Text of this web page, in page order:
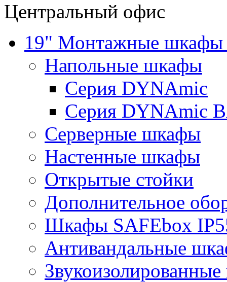
Центральный офис
19" Монтажные
Напольные шкафы
Серия DYNAmic
Серия DYNAmic
Серверные шкафы
Настенные шкафы
Открытые стойки
Дополнительное
Шкафы SAFEbox
Антивандальные